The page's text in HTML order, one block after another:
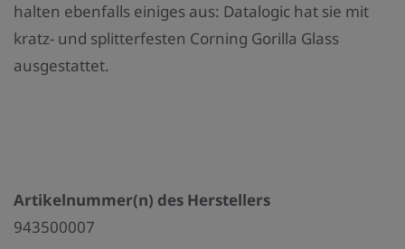
halten ebenfalls einiges aus: Datalogic hat sie mit
kratz- und splitterfesten Corning Gorilla Glass
ausgestattet.
Artikelnummer(n) des Herstellers
943500007